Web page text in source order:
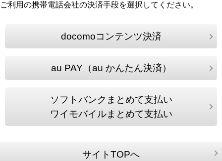
ご利用の携帯電話会社の決済手段を選択してください。
docomoコンテンツ決済
au PAY（au かんたん決済）
ソフトバンクまとめて支払い
ワイモバイルまとめて支払い
サイトTOPへ